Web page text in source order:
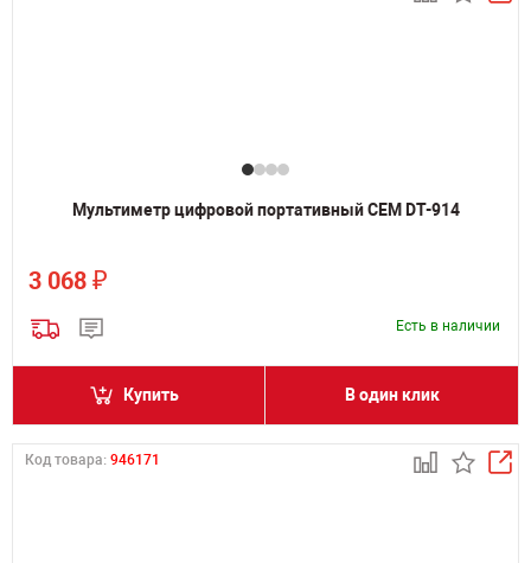
Мультиметр цифровой портативный CEM DT-914
3 068 ₽
Есть в наличии
Купить В один клик
Код товара: 946171